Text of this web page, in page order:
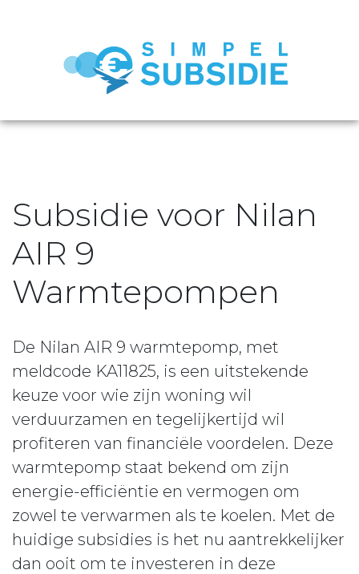
Subsidie voor Nilan
AIR 9
Warmtepompen
De Nilan AIR 9 warmtepomp, met
meldcode KA11825, is een uitstekende
keuze voor wie zijn woning wil
verduurzamen en tegelijkertijd wil
profiteren van financiële voordelen. Deze
warmtepomp staat bekend om zijn
energie-efficiëntie en vermogen om
zowel te verwarmen als te koelen. Met de
huidige subsidies is het nu aantrekkelijker
dan ooit om te investeren in deze